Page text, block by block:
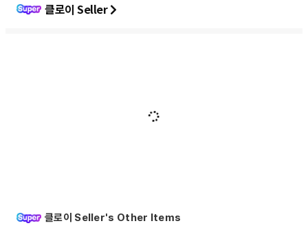
클로이 Seller
클로이 Seller's Other Items